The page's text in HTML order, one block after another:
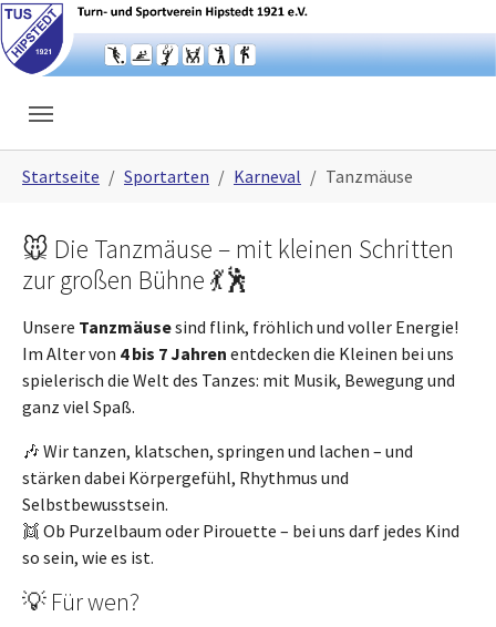
Skip to main navigation
Skip to main content
Skip to page footer
Startseite Sportarten Karneval Tanzmäuse
🐭 Die Tanzmäuse – mit kleinen Schritten
zur großen Bühne 💃🕺
Unsere Tanzmäusesind flink, fröhlich und voller Energie!
Im Alter von 4 bis 7 Jahren entdecken die Kleinen bei uns
spielerisch die Welt des Tanzes: mit Musik, Bewegung und
ganz viel Spaß.
🎶 Wir tanzen, klatschen, springen und lachen – und
stärken dabei Körpergefühl, Rhythmus und
Selbstbewusstsein.
👯 Ob Purzelbaum oder Pirouette – bei uns darf jedes Kind
so sein, wie es ist.
💡 Für wen?